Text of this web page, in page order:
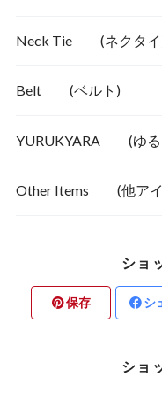
ビジネス＆カジュアル
Neck Tie (ネクタイ
ストライプ系
Belt (ベルト)
YURUKYARA (ゆる
Other Items (他アイ
ショ
保存 シ
ショ